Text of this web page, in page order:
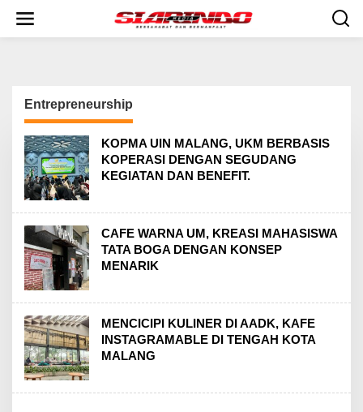
i
Entrepreneurship
KOPMA UIN MALANG, UKM BERBASIS
KOPERASI DENGAN SEGUDANG
KEGIATAN DAN BENEFIT.
CAFE WARNA UM, KREASI MAHASISWA
TATA BOGA DENGAN KONSEP
MENARIK
MENCICIPI KULINER DI AADK, KAFE
INSTAGRAMABLE DI TENGAH KOTA
MALANG